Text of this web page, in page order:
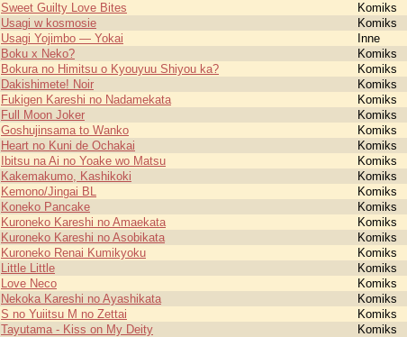
Sweet Guilty Love Bites
Komiks
Usagi w kosmosie
Komiks
Usagi Yojimbo — Yokai
Inne
Boku x Neko?
Komiks
Bokura no Himitsu o Kyouyuu Shiyou ka?
Komiks
Dakishimete! Noir
Komiks
Fukigen Kareshi no Nadamekata
Komiks
Full Moon Joker
Komiks
Goshujinsama to Wanko
Komiks
Heart no Kuni de Ochakai
Komiks
Ibitsu na Ai no Yoake wo Matsu
Komiks
Kakemakumo, Kashikoki
Komiks
Kemono/Jingai BL
Komiks
Koneko Pancake
Komiks
Kuroneko Kareshi no Amaekata
Komiks
Kuroneko Kareshi no Asobikata
Komiks
Kuroneko Renai Kumikyoku
Komiks
Little Little
Komiks
Love Neco
Komiks
Nekoka Kareshi no Ayashikata
Komiks
S no Yuiitsu M no Zettai
Komiks
Tayutama - Kiss on My Deity
Komiks